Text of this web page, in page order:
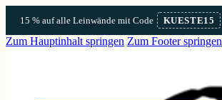
15 % auf alle Leinwände mit Code KUESTE15
Zum Hauptinhalt springen Zum Footer springen